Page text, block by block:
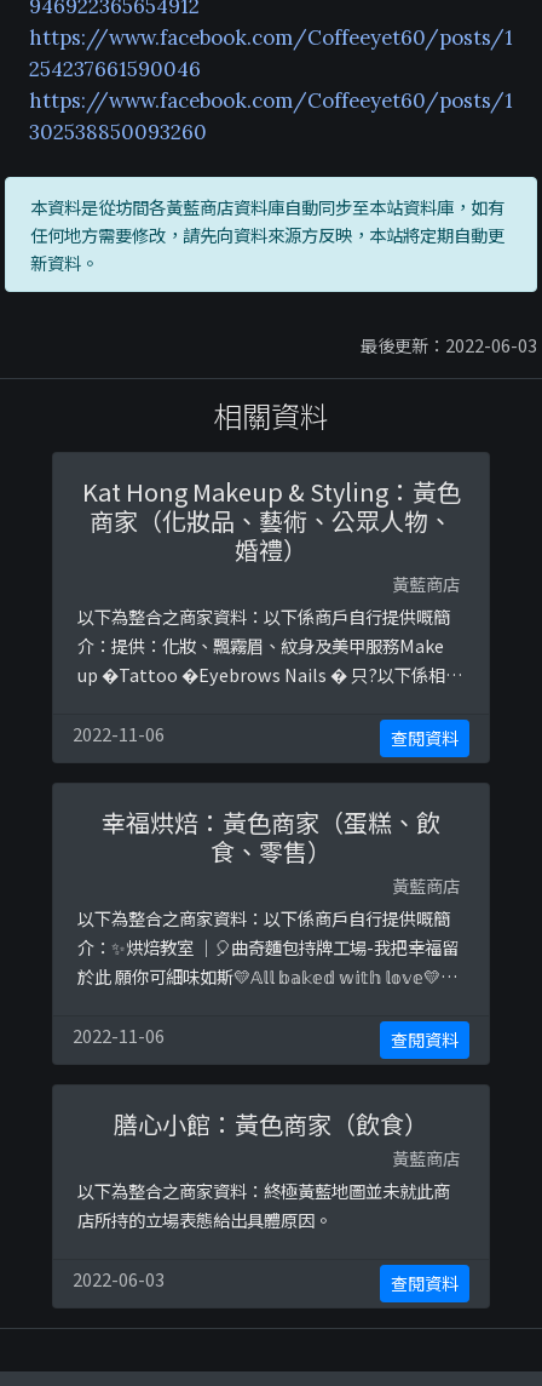
946922365654912
https://www.facebook.com/Coffeeyet60/posts/1
254237661590046
https://www.facebook.com/Coffeeyet60/posts/1
302538850093260
本資料是從坊間各黃藍商店資料庫自動同步至本站資料庫，如有
任何地方需要修改，請先向資料來源方反映，本站將定期自動更
新資料。
最後更新：2022-06-03
相關資料
Kat Hong Makeup & Styling：黃色
商家（化妝品、藝術、公眾人物、
婚禮）
黃藍商店
以下為整合之商家資料：以下係商戶自行提供嘅簡
介：提供：化妝、飄霧眉、紋身及美甲服務Make
up �Tattoo �Eyebrows Nails � 只?以下係相關
https://www.facebook.com/kathong.makeup/
posts/2336092483180344
2022-11-06 查閱資料
幸福烘焙：黃色商家（蛋糕、飲
食、零售）
黃藍商店
以下為整合之商家資料：以下係商戶自行提供嘅簡
介：✨烘焙教室 ｜🎈曲奇麵包持牌工場-我把幸福留
於此 願你可細味如斯💛𝔸𝕝𝕝 𝕓𝕒𝕜𝕖𝕕 𝕨𝕚𝕥𝕙 𝕝𝕠𝕧𝕖💛-
👩🏻‍🏫 / 團訂🍪 / 其他資訊✨ 請按這裏👇🏻以下係相
關證明貼文：
https://www.instagram.com/p/By0QowBh ...
2022-11-06 查閱資料
膳心小館：黃色商家（飲食）
黃藍商店
以下為整合之商家資料：終極黃藍地圖並未就此商
店所持的立場表態給出具體原因。
2022-06-03 查閱資料